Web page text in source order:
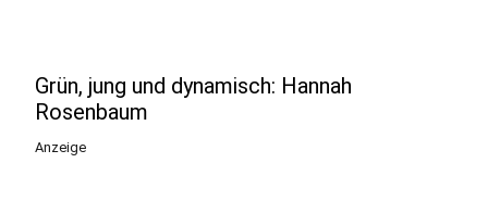
Grün, jung und dynamisch: Hannah
Rosenbaum
Anzeige